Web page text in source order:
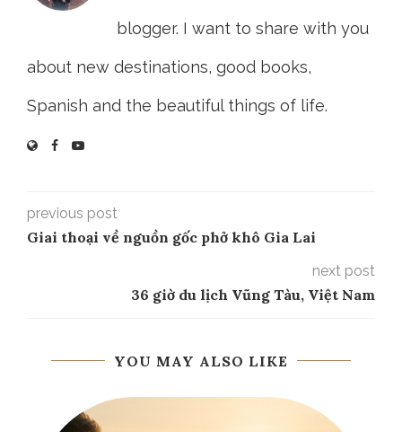
blogger. I want to share with you
about new destinations, good books,
Spanish and the beautiful things of life.
previous post
Giai thoại về nguồn gốc phở khô Gia Lai
next post
36 giờ du lịch Vũng Tàu, Việt Nam
YOU MAY ALSO LIKE